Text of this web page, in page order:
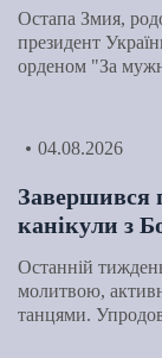
Остапа Змия,
президент
орденом "За
04.08.2026
Завершився
канікули з
Останній
молитвою,
танцями.